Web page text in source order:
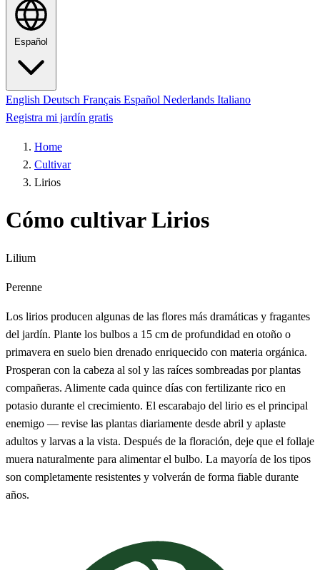
Español
English Deutsch Français Español Nederlands Italiano
Registra mi jardín gratis
Home
Cultivar
Lirios
Cómo cultivar Lirios
Lilium
Perenne
Los lirios producen algunas de las flores más dramáticas y fragantes
del jardín. Plante los bulbos a 15 cm de profundidad en otoño o
primavera en suelo bien drenado enriquecido con materia orgánica.
Prosperan con la cabeza al sol y las raíces sombreadas por plantas
compañeras. Alimente cada quince días con fertilizante rico en
potasio durante el crecimiento. El escarabajo del lirio es el principal
enemigo — revise las plantas diariamente desde abril y aplaste
adultos y larvas a la vista. Después de la floración, deje que el follaje
muera naturalmente para alimentar el bulbo. La mayoría de los tipos
son completamente resistentes y volverán de forma fiable durante
años.